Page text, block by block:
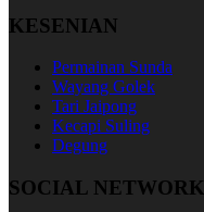
KESENIAN
Permainan Sunda
Wayang Golek
Tari Jaipong
Kecapi Suling
Degung
SOCIAL NETWORK